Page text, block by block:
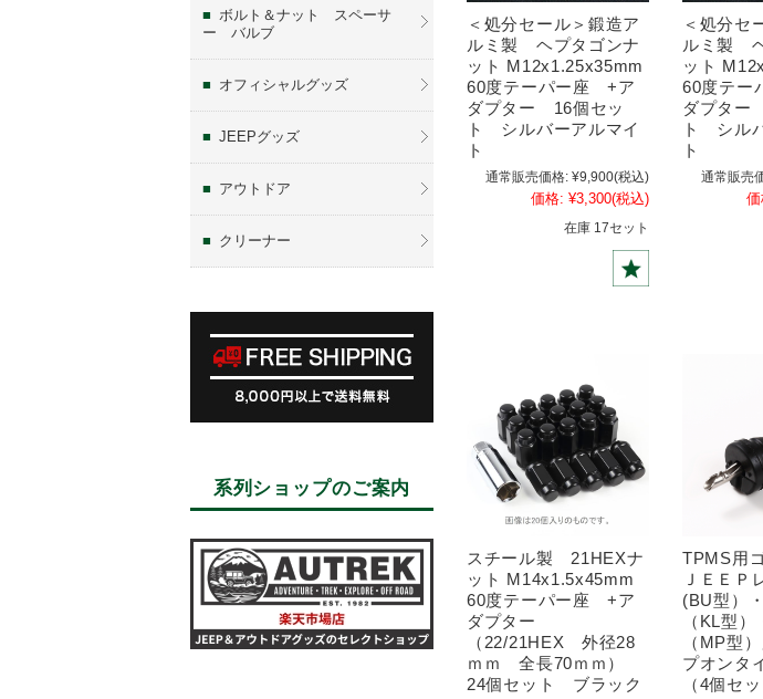
＜処分セール＞鍛造ア
ルミ製 ヘプタゴンナ
ット M12x1.25x35mm
60度テーパー座 +ア
ダプター 16個セッ
ト シルバーアルマイ
ト
通常販売価格: ¥9,900(税込)
価格: ¥3,300(税込)
在庫 17セット
＜処分セ
ルミ製
ット
60度テ
ダプター
ト シル
ト
通常販売
スチール製 21HEXナ
ット M14x1.5x45mm
60度テーパー座 +ア
ダプター
（22/21HEX 外径28
ｍｍ 全長70ｍｍ）
24個セット ブラック
TPMS用
ＪＥＥＰ
(BU型）
（KL型
（MP型
プオンタ
（4個セ
ボルト＆ナット スペーサ
ー バルブ
オフィシャルグッズ
JEEPグッズ
アウトドア
クリーナー
系列ショップのご案内